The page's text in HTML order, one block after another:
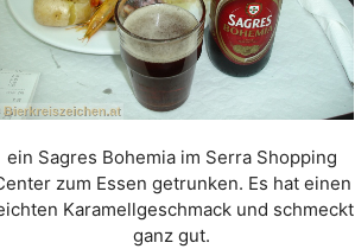
ein Sagres Bohemia im Serra Shopping
zum Essen getrunken. Es hat einen
Karamellgeschmack und schmeckt
ganz gut.